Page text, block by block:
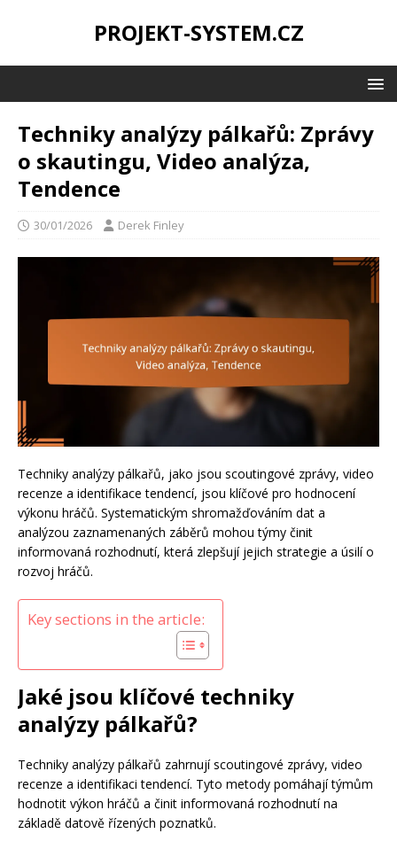
PROJEKT-SYSTEM.CZ
Techniky analýzy pálkařů: Zprávy
o skautingu, Video analýza,
Tendence
30/01/2026 Derek Finley
Techniky analýzy pálkařů, jako jsou scoutingové zprávy, video
recenze a identifikace tendencí, jsou klíčové pro hodnocení
výkonu hráčů. Systematickým shromažďováním dat a
analýzou zaznamenaných záběrů mohou týmy činit
informovaná rozhodnutí, která zlepšují jejich strategie a úsilí o
rozvoj hráčů.
Key sections in the article:
Jaké jsou klíčové techniky
analýzy pálkařů?
Techniky analýzy pálkařů zahrnují scoutingové zprávy, video
recenze a identifikaci tendencí. Tyto metody pomáhají týmům
hodnotit výkon hráčů a činit informovaná rozhodnutí na
základě datově řízených poznatků.